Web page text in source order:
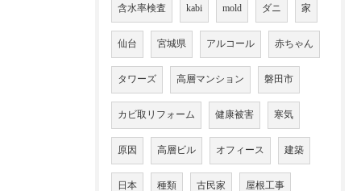
含水率検査 kabi mold ダニ 家
仙台 宮城県 アルコール 赤ちゃん
タワーズ 高層マンション 磐田市
カビ取リフォーム 健康被害 寒気
原因 高層ビル オフィース 建築
日本 種類 古民家 屋根工事